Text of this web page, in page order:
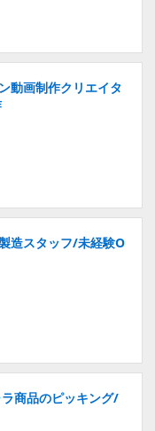
動画制作クリエイタ
造スタッフ/未経験O
商品のピッキング/